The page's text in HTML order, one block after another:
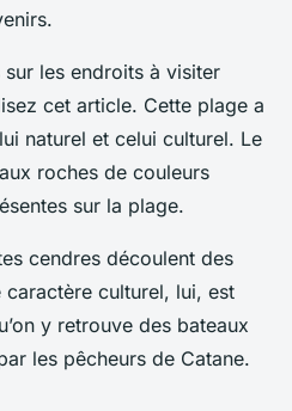
sur les endroits à visiter
cet article. Cette plage a
naturel et celui culturel. Le
roches de couleurs
sur la plage.
cendres découlent des
culturel, lui, est
y retrouve des bateaux
les pêcheurs de Catane.